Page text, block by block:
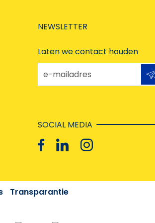
NEWSLETTER
Laten we contact houden
e-mailadres
SOCIAL MEDIA
Transparantie